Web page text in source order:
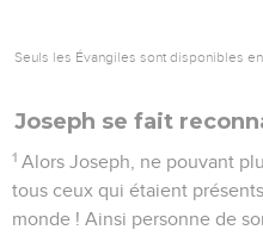
Seuls les Évangiles sont disponibles
Joseph se fait
1 Alors Joseph, ne pouvant
tous ceux qui étaient
monde ! Ainsi personne de